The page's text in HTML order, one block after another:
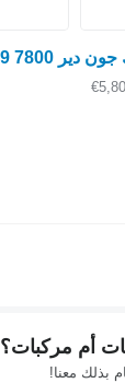
أم مركبات؟
بذلك معنا!